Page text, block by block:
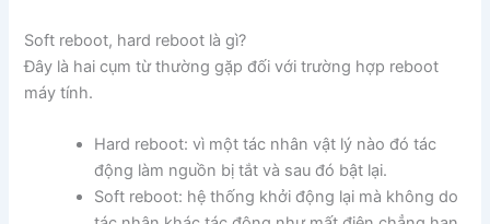
Soft reboot, hard reboot là gì?
Đây là hai cụm từ thường gặp đối với trường hợp reboot
máy tính.
Hard reboot: vì một tác nhân vật lý nào đó tác
động làm nguồn bị tắt và sau đó bật lại.
Soft reboot: hệ thống khởi động lại mà không do